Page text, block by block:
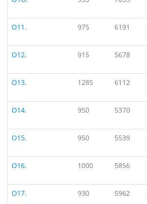
O11.
975 6191
O12.
915 5678
O13.
1285 6112
O14.
950 5370
O15.
950 5539
O16.
1000 5856
O17.
930 5962